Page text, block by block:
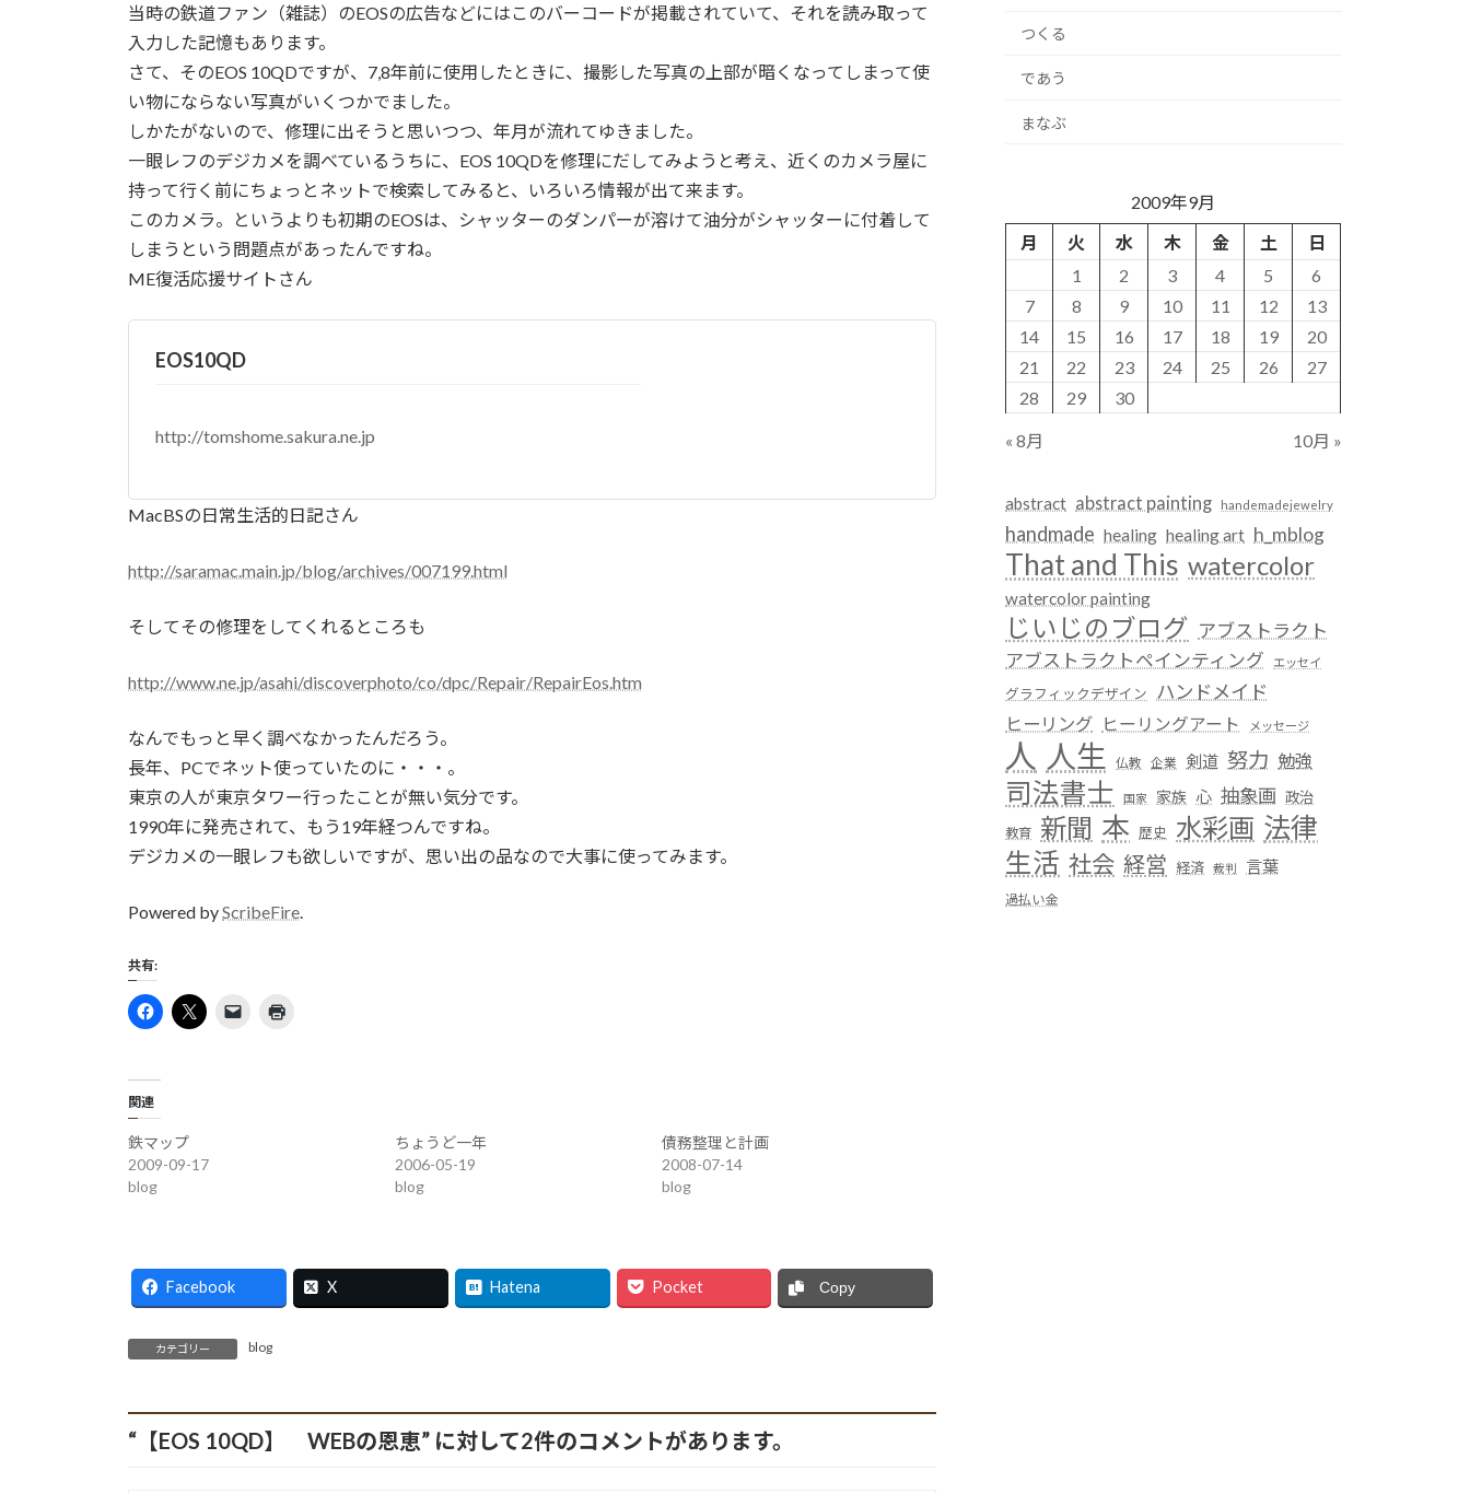
当時の鉄道ファン（雑誌）のEOSの広告などにはこのバーコードが掲載されていて、それを読み取って
入力した記憶もあります。
さて、そのEOS 10QDですが、7,8年前に使用したときに、撮影した写真の上部が暗くなってしまって使
い物にならない写真がいくつかでました。
しかたがないので、修理に出そうと思いつつ、年月が流れてゆきました。
一眼レフのデジカメを調べているうちに、EOS 10QDを修理にだしてみようと考え、近くのカメラ屋に
持って行く前にちょっとネットで検索してみると、いろいろ情報が出て来ます。
このカメラ。というよりも初期のEOSは、シャッターのダンパーが溶けて油分がシャッターに付着して
しまうという問題点があったんですね。
ME復活応援サイトさん
EOS10QD
http://tomshome.sakura.ne.jp
MacBSの日常生活的日記さん
http://saramac.main.jp/blog/archives/007199.html
そしてその修理をしてくれるところも
http://www.ne.jp/asahi/discoverphoto/co/dpc/Repair/RepairEos.htm
なんでもっと早く調べなかったんだろう。
長年、PCでネット使っていたのに・・・。
東京の人が東京タワー行ったことが無い気分です。
1990年に発売されて、もう19年経つんですね。
デジカメの一眼レフも欲しいですが、思い出の品なので大事に使ってみます。
Powered byScribeFire
共有:
関連
鉄マップ
2009-09-17
blog
ちょうど一年
2006-05-19
blog
債務整理と計画
2008-07-14
blog
Facebook X Hatena Pocket Copy
カテゴリー blog
“ 【EOS 10QD】 WEBの恩恵” に対して2件のコメントがあります。
つくる
であう
まなぶ
2009年9月
月
火 水 木 金 土
日
1
2 3 4 5
6
7
8 9 10 11 12
13
14
15 16 17 18 19
20
21
22 23 24 25 26
27
28
29 30
« 8月 10月 »
abstract abstract painting handemadejewelry
handmade healing healing art h_mblog
That and This watercolor
watercolor painting
じいじのブログ アブストラクト
アブストラクトペインティング
エッセイ
グラフィックデザイン ハンドメイド
ヒーリング ヒーリングアート メッセージ
人 人生 仏教 企業 剣道 努力 勉強
司法書士 国家 家族 心 抽象画 政治
教育 新聞 本 歴史 水彩画 法律
生活 社会 経営 経済 裁判 言葉
過払い金